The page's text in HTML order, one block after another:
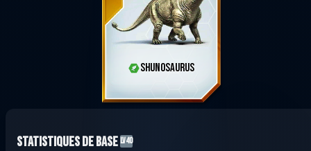
SHUNOSAURUS
Statistiques de base LV40